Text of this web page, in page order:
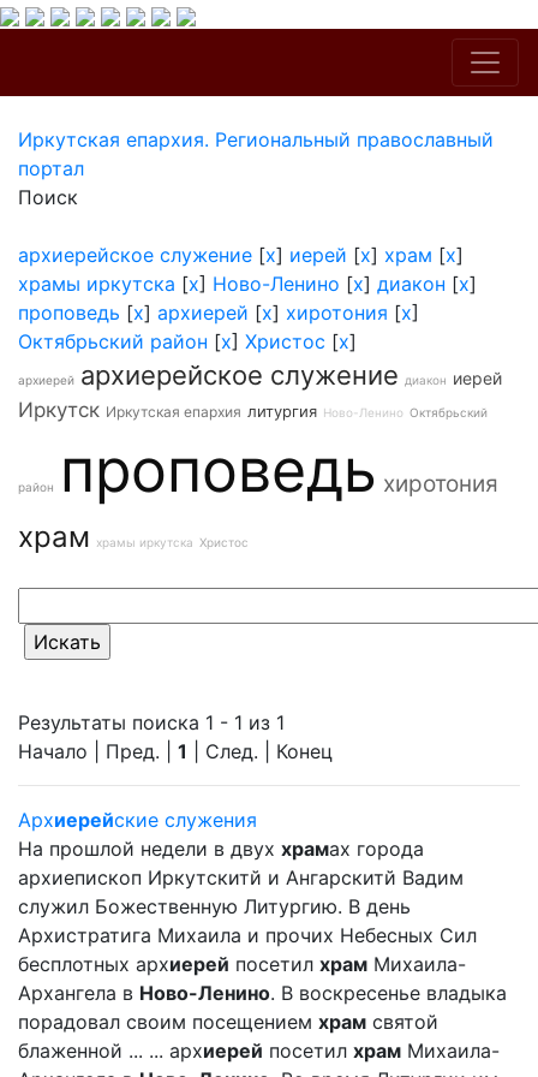
Иркутская епархия. Региональный православный
портал
Поиск
архиерейское служение [x] иерей [x] храм [x]
храмы иркутска [x] Ново-Ленино [x] диакон [x]
проповедь [x] архиерей [x] хиротония [x]
Октябрьский район [x] Христос [x]
архиерей архиерейское служение диакон иерей
Иркутск Иркутская епархия литургия Ново-Ленино Октябрьский
район проповедь хиротония
храм храмы иркутска Христос
Результаты поиска 1 - 1 из 1
Начало | Пред. | 1 | След. | Конец
Архиерейские служения
На прошлой недели в двух храмах города
архиепископ Иркутскитй и Ангарскитй Вадим
служил Божественную Литургию. В день
Архистратига Михаила и прочих Небесных Сил
бесплотных архиерей посетил храм Михаила-
Архангела в Ново-Ленино. В воскресенье владыка
порадовал своим посещением храм святой
блаженной ... ... архиерей посетил храм Михаила-